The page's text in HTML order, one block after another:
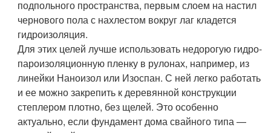
подпольного пространства, первым слоем на настил
чернового пола с нахлестом вокруг лаг кладется
гидроизоляция.
Для этих целей лучше использовать недорогую гидро-
пароизоляционную пленку в рулонах, например, из
линейки Наноизол или Изоспан. С ней легко работать
и ее можно закрепить к деревянной конструкции
степлером плотно, без щелей. Это особенно
актуально, если фундамент дома свайного типа —